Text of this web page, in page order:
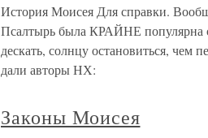
История Моисея Для справки.
Псалтырь была КРАЙНЕ популярна
дескать, солнцу остановиться, чем
дали авторы НХ:
Законы Моисея